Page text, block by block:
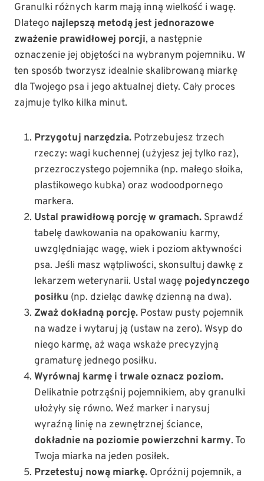
Granulki różnych karm mają inną wielkość i wagę.
Dlatego najlepszą metodą jest jednorazowe
zważenie prawidłowej porcji, a następnie
oznaczenie jej objętości na wybranym pojemniku. W
ten sposób tworzysz idealnie skalibrowaną miarkę
dla Twojego psa i jego aktualnej diety. Cały proces
zajmuje tylko kilka minut.
Przygotuj narzędzia. Potrzebujesz trzech
rzeczy: wagi kuchennej (użyjesz jej tylko raz),
przezroczystego pojemnika (np. małego słoika,
plastikowego kubka) oraz wodoodpornego
markera.
Ustal prawidłową porcję w gramach. Sprawdź
tabelę dawkowania na opakowaniu karmy,
uwzględniając wagę, wiek i poziom aktywności
psa. Jeśli masz wątpliwości, skonsultuj dawkę z
lekarzem weterynarii. Ustal wagę pojedynczego
posiłku (np. dzieląc dawkę dzienną na dwa).
Zważ dokładną porcję. Postaw pusty pojemnik
na wadze i wytaruj ją (ustaw na zero). Wsyp do
niego karmę, aż waga wskaże precyzyjną
gramaturę jednego posiłku.
Wyrównaj karmę i trwale oznacz poziom.
Delikatnie potrząśnij pojemnikiem, aby granulki
ułożyły się równo. Weź marker i narysuj
wyraźną linię na zewnętrznej ściance,
dokładnie na poziomie powierzchni karmy. To
Twoja miarka na jeden posiłek.
Przetestuj nową miarkę. Opróżnij pojemnik, a